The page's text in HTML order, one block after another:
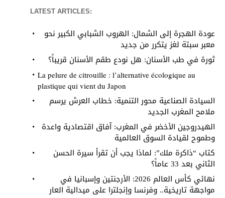
LATEST ARTICLES:
عودة الهجرة إلى الشمال: الهروب الشبابي الكبير نحو
معبر سبتة لغز يتكرر من جديد
ثورة في طب الأسنان: هل نودع طقم الأسنان قريباً؟
La pelure de citrouille : l’alternative écologique au
plastique qui vient du Japon
السيادة الصناعية محور التنمية: خطاب العرش يرسم
ملامح المغرب الجديد
الهيدروجين الأخضر في المغرب: آفاق اقتصادية واعدة
وطموح لقيادة السوق العالمية
كتاب “ذاكرة ملك”: لماذا يجب أن تقرأ سيرة الحسن
الثاني بعد 33 عاماً؟
نهائي كأس العالم 2026: الأرجنتين وإسبانيا في
مواجهة تاريخية.. وفرنسا وإنجلترا على ميدالية العار